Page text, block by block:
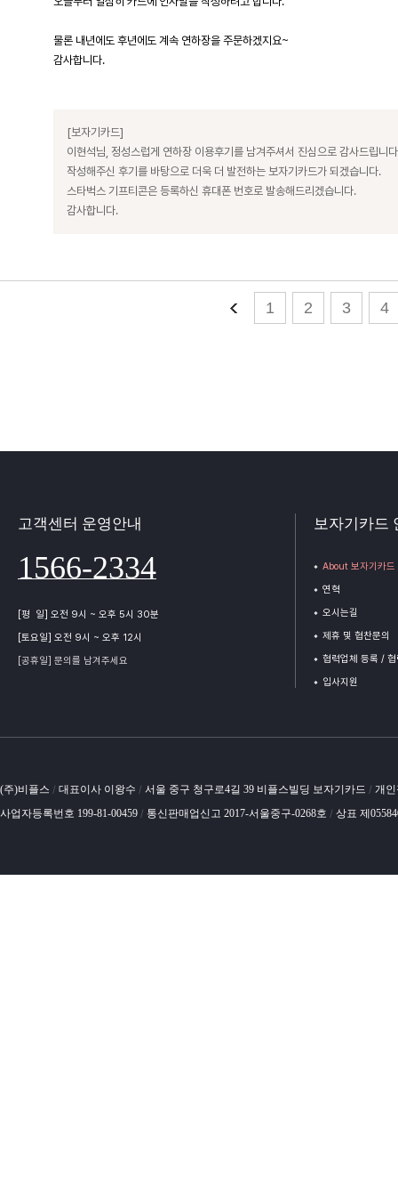
물론 내년에도 후년에도 계속 연하장을 주문하겠지요~
감사합니다.
[보자기카드]
이현석님, 정성스럽게 연하장 이용후기를 남겨주셔서 진심으로 감사드립니
작성해주신 후기를 바탕으로 더욱 더 발전하는 보자기카드가 되겠습니다.
스타벅스 기프티콘은 등록하신 휴대폰 번호로 발송해드리겠습니다.
감사합니다.
1 2 3 4
고객센터 운영안내
1566-2334
[평 일] 오전 9시 ~ 오후 5시 30분
[토요일] 오전 9시 ~ 오후 12시
[공휴일] 문의를 남겨주세요
보자기카드
About 보자기카드
연혁
오시는길
제휴 및 협찬문의
협력업체 등록 /
입사지원
(주)비플스 / 대표이사 이왕수 / 서울 중구 청구로4길 39 비플스빌딩 보자기카드 / 개
사업자등록번호 199-81-00459 / 통신판매업신고 2017-서울중구-0268호 / 상표 제